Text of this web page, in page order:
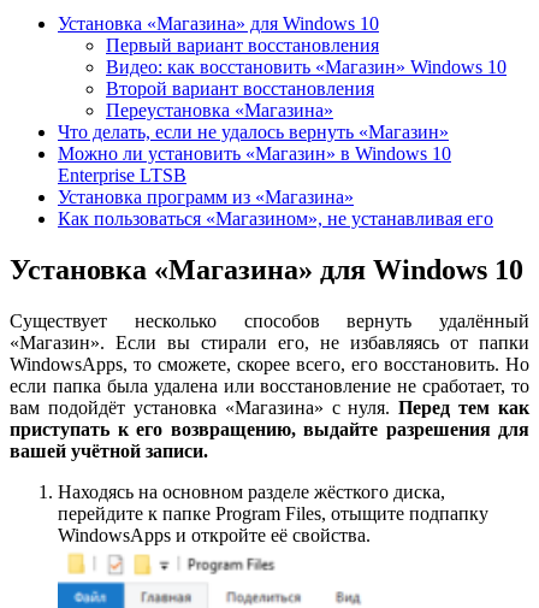
Установка «Магазина» для Windows 10
Первый вариант восстановления
Видео: как восстановить «Магазин» Windows 10
Второй вариант восстановления
Переустановка «Магазина»
Что делать, если не удалось вернуть «Магазин»
Можно ли установить «Магазин» в Windows 10
Enterprise LTSB
Установка программ из «Магазина»
Как пользоваться «Магазином», не устанавливая его
Установка «Магазина» для Windows 10
Существует несколько способов вернуть удалённый
«Магазин». Если вы стирали его, не избавляясь от папки
WindowsApps, то сможете, скорее всего, его восстановить. Но
если папка была удалена или восстановление не сработает, то
вам подойдёт установка «Магазина» с нуля.Перед тем как
приступать к его возвращению, выдайте разрешения для
вашей учётной записи.
Находясь на основном разделе жёсткого диска,
перейдите к папке Program Files, отыщите подпапку
WindowsApps и откройте её свойства.